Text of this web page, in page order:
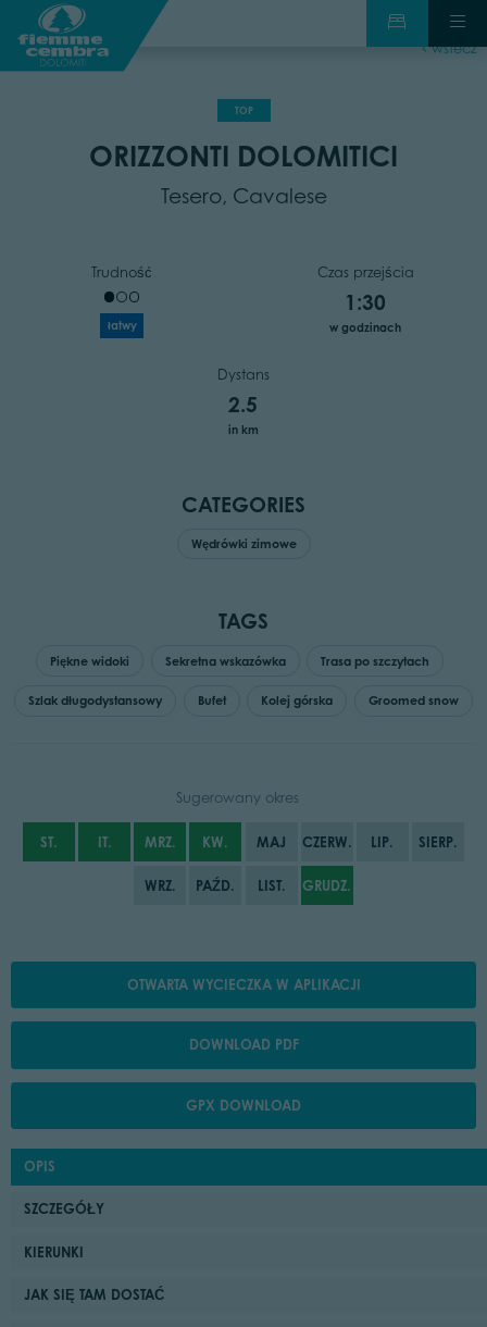
wstecz
TOP
ORIZZONTI DOLOMITICI
Tesero, Cavalese
Trudność
łatwy
Czas przejścia
1:30
w godzinach
Dystans
2.5
in km
CATEGORIES
Wędrówki zimowe
TAGS
Piękne widoki Sekretna wskazówka Trasa po szczytach
Szlak długodystansowy Bufet Kolej górska Groomed snow
Sugerowany okres
ST. IT. MRZ. KW. MAJ CZERW. LIP. SIERP.
WRZ. PAŹD. LIST. GRUDZ.
OTWARTA WYCIECZKA W APLIKACJI
DOWNLOAD PDF
GPX DOWNLOAD
OPIS
SZCZEGÓŁY
KIERUNKI
JAK SIĘ TAM DOSTAĆ